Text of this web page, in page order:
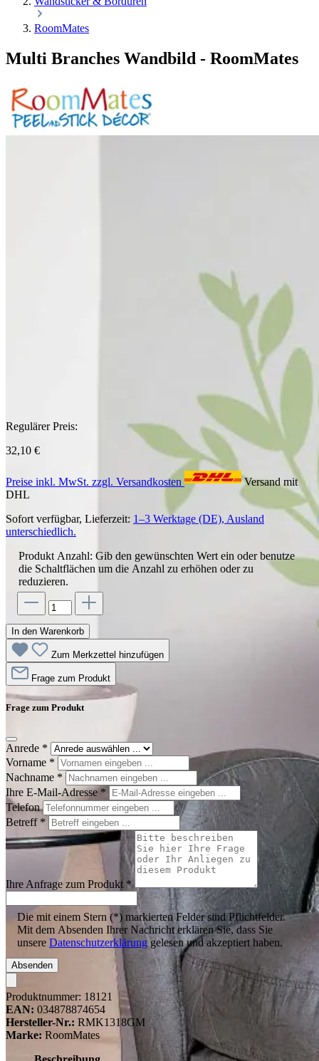
RoomMates
Multi Branches Wandbild - RoomMates
Regulärer Preis:
32,10 €
Preise inkl. MwSt. zzgl. Versandkosten
Versand mit
DHL
Sofort verfügbar, Lieferzeit: 1–3 Werktage (DE), Ausland
unterschiedlich.
Produkt Anzahl: Gib den gewünschten Wert ein oder benutze
die Schaltflächen um die Anzahl zu erhöhen oder zu
reduzieren.
In den Warenkorb
Zum Merkzettel hinzufügen
Frage zum Produkt
Frage zum Produkt
Anrede *
Vorname *
Nachname *
Ihre E-Mail-Adresse*
Telefon
Betreff *
Ihre Anfrage zum Produkt*
Die mit einem Stern (*) markierten Felder sind Pflichtfelder.
Mit dem Absenden Ihrer Nachricht erklären Sie, dass Sie
unsere Datenschutzerklärunggelesen und akzeptiert haben.
Absenden
Produktnummer: 18121
EAN: 034878874654
Hersteller-Nr.: RMK1318GM
Marke: RoomMates